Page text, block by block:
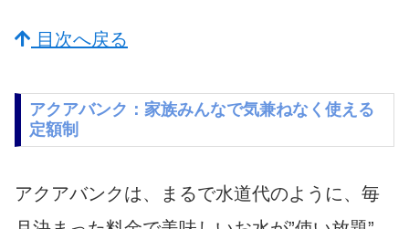
目次へ戻る
アクアバンク：家族みんなで気兼ねなく使える
定額制
アクアバンクは、まるで水道代のように、毎